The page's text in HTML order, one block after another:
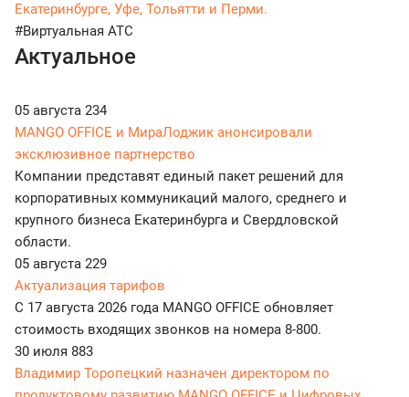
Екатеринбурге, Уфе, Тольятти и Перми.
#Виртуальная АТС
Актуальное
05 августа 234
MANGO OFFICE и МираЛоджик анонсировали
эксклюзивное партнерство
Компании представят единый пакет решений для
корпоративных коммуникаций малого, среднего и
крупного бизнеса Екатеринбурга и Свердловской
области.
05 августа 229
Актуализация тарифов
С 17 августа 2026 года MANGO OFFICE обновляет
стоимость входящих звонков на номера 8-800.
30 июля 883
Владимир Торопецкий назначен директором по